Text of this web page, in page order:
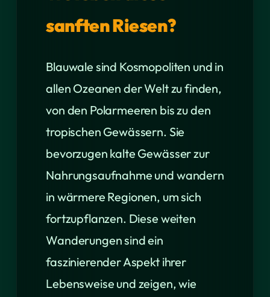
sanften Riesen?
Blauwale sind Kosmopoliten und in
allen Ozeanen der Welt zu finden,
von den Polarmeeren bis zu den
tropischen Gewässern. Sie
bevorzugen kalte Gewässer zur
Nahrungsaufnahme und wandern
in wärmere Regionen, um sich
fortzupflanzen. Diese weiten
Wanderungen sind ein
faszinierender Aspekt ihrer
Lebensweise und zeigen, wie